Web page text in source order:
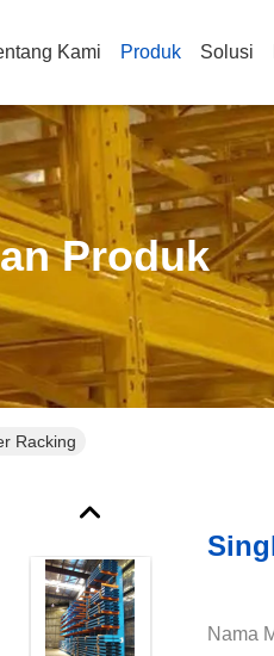
Kami Produk Solusi
Produk
Racking
Nama